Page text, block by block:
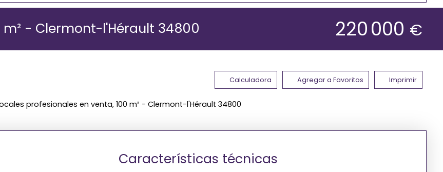
- Clermont-l'Hérault 34800 220 000 €
Calculadora Agregar a Favoritos Imprimir
profesionales en venta, 100 m² - Clermont-l'Hérault 34800
Características técnicas